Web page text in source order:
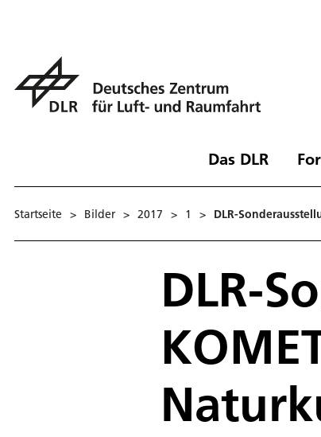
Das DLR
Startseite > Bilder > 2017 > 1 > DLR-
DLR-